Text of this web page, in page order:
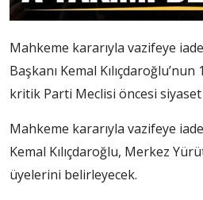
Mahkeme kararıyla vazifeye
Başkanı Kemal
kritik Parti Meclisi öncesi
Mahkeme kararıyla vazifeye
Kemal Kılıçdaroğlu, Merkez
üyelerini belirleyecek.